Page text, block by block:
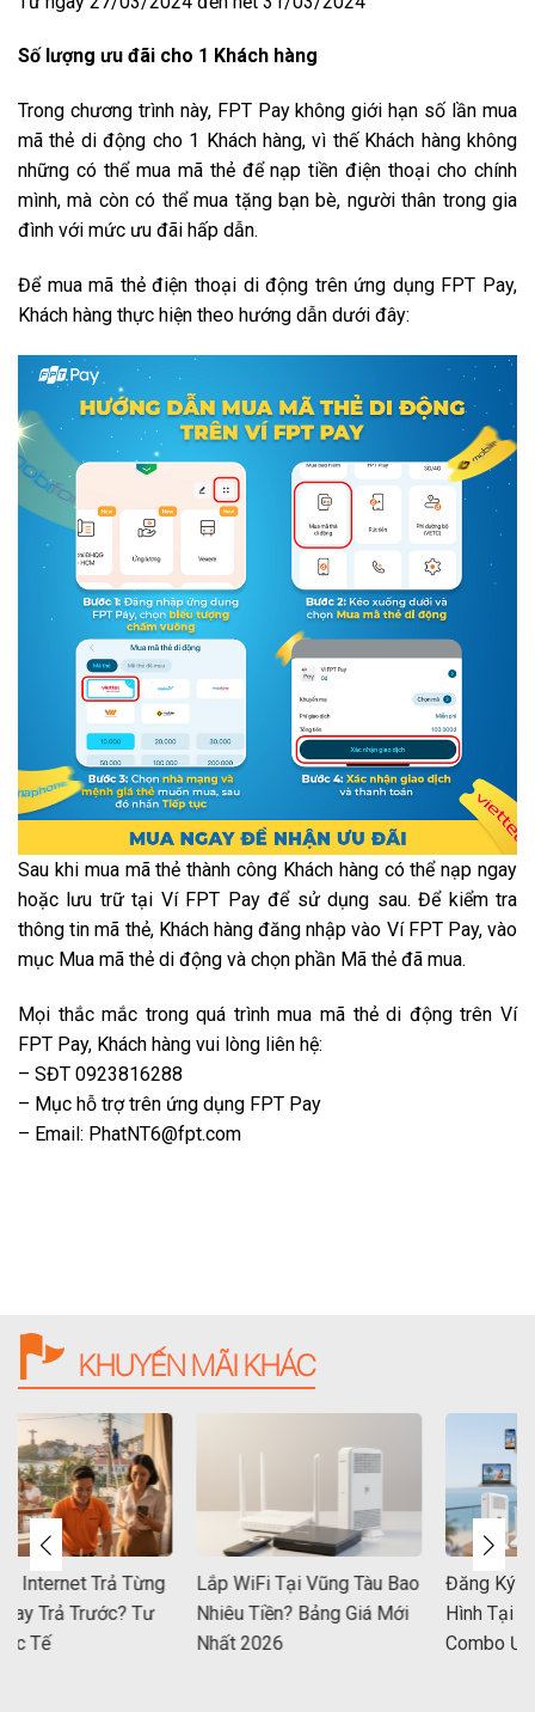
Số lượng ưu đãi cho 1 Khách hàng
Trong chương trình này, FPT Pay không giới hạn số lần mua
mã thẻ di động cho 1 Khách hàng, vì thế Khách hàng không
những có thể mua mã thẻ để nạp tiền điện thoại cho chính
mình, mà còn có thể mua tặng bạn bè, người thân trong gia
đình với mức ưu đãi hấp dẫn.
Để mua mã thẻ điện thoại di động trên ứng dụng FPT Pay,
Khách hàng thực hiện theo hướng dẫn dưới đây:
Sau khi mua mã thẻ thành công Khách hàng có thể nạp ngay
hoặc lưu trữ tại Ví FPT Pay để sử dụng sau. Để kiểm tra
thông tin mã thẻ, Khách hàng đăng nhập vào Ví FPT Pay, vào
mục Mua mã thẻ di động và chọn phần Mã thẻ đã mua.
Mọi thắc mắc trong quá trình mua mã thẻ di động trên Ví
FPT Pay, Khách hàng vui lòng liên hệ:
– SĐT 0923816288
– Mục hỗ trợ trên ứng dụng FPT Pay
– Email: PhatNT6@fpt.com
KHUYẾN MÃI KHÁC
Trả Từng
Trước? Tư
Lắp WiFi Tại Vũng Tàu Bao
Nhiêu Tiền? Bảng Giá Mới
Nhất 2026
Đăng Ký
Hình Tại Vũng
Combo Ưu Đãi